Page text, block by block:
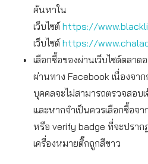
ค้นหาใน
เว็บไซต์ https://
เว็บไซต์ https://
เลือกซื้อของผ่านเว็บไซต์ตลา
ผ่านทาง Facebook เนื่องจา
บุคคลจะไม่สามารถตรวจสอบ
และหากจำเป็นควรเลือกซื้อจ
หรือ verify badge ที่จะปราก
เครื่องหมายติ๊กถูกสีขาว